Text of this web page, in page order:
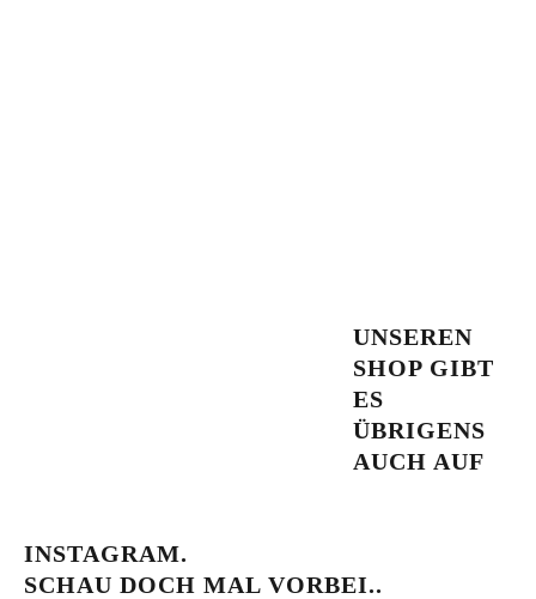
UNSEREN
SHOP GIBT
ES
ÜBRIGENS
AUCH AUF
INSTAGRAM.
SCHAU DOCH MAL VORBEI..